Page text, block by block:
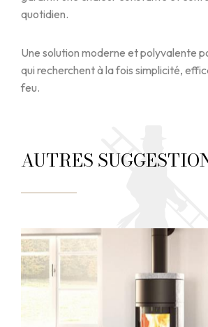
quotidien.
Une solution moderne et polyvalente
qui recherchent à la fois simplicité,
feu.
AUTRES